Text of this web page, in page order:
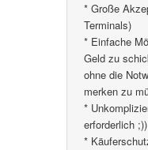
* Große
Terminals)
* Einfache
Geld zu
ohne die
merken zu
*
erforderlich ;))
*